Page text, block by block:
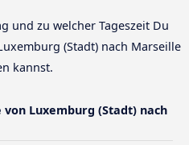
und zu welcher Tageszeit Du
(Stadt) nach Marseille
kannst.
von Luxemburg (Stadt) nach